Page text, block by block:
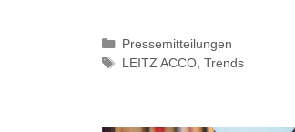
Kategorien
Pressemitteilungen
Schlagwörter
LEITZ ACCO, Trends